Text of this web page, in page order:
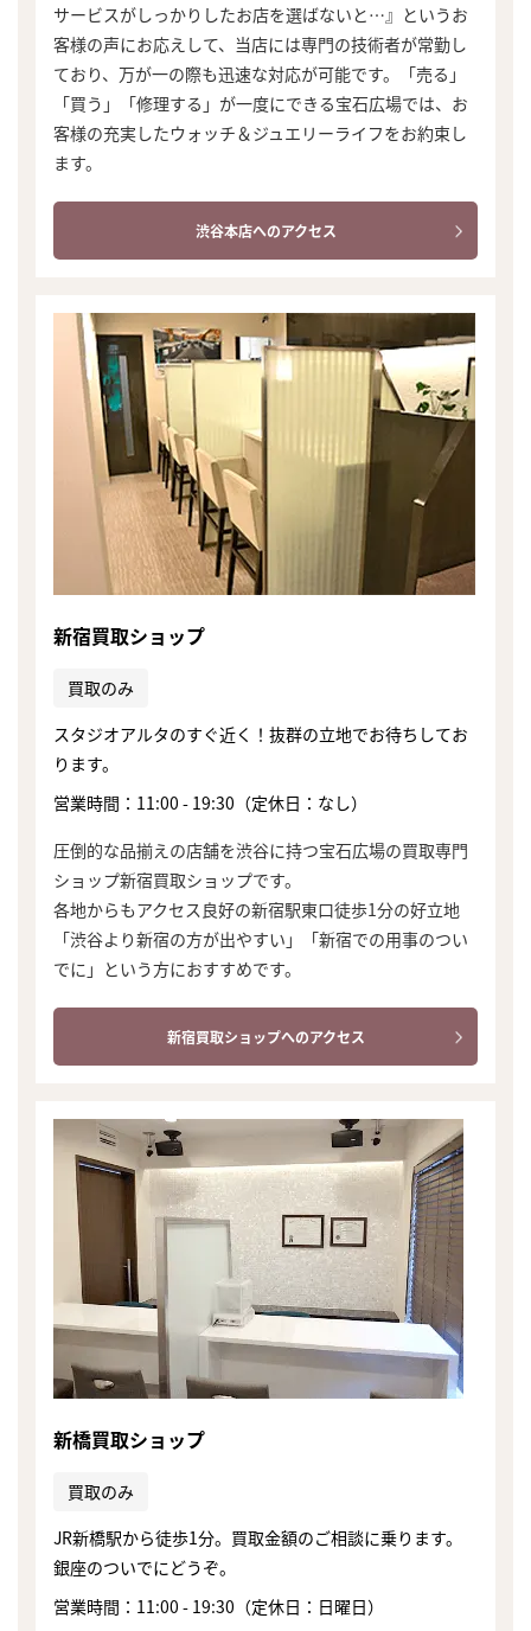
サービスがしっかりしたお店を選ばないと…』というお
客様の声にお応えして、当店には専門の技術者が常勤し
ており、万が一の際も迅速な対応が可能です。「売る」
「買う」「修理する」が一度にできる宝石広場では、お
客様の充実したウォッチ＆ジュエリーライフをお約束し
ます。
渋谷本店へのアクセス
新宿買取ショップ
買取のみ
スタジオアルタのすぐ近く！抜群の立地でお待ちしてお
ります。
営業時間：11:00 - 19:30（定休日：なし）
圧倒的な品揃えの店舗を渋谷に持つ宝石広場の買取専門
ショップ新宿買取ショップです。
各地からもアクセス良好の新宿駅東口徒歩1分の好立地
「渋谷より新宿の方が出やすい」「新宿での用事のつい
でに」という方におすすめです。
新宿買取ショップへのアクセス
新橋買取ショップ
買取のみ
JR新橋駅から徒歩1分。買取金額のご相談に乗ります。
銀座のついでにどうぞ。
営業時間：11:00 - 19:30（定休日：日曜日）
かんたん30秒でお試し査定